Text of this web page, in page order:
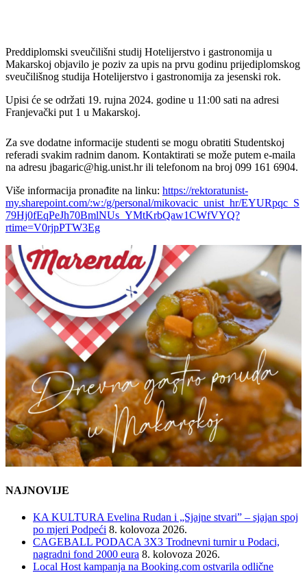
Preddiplomski sveučilišni studij Hotelijerstvo i gastronomija u
Makarskoj objavilo je poziv za upis na prvu godinu prijediplomskog
sveučilišnog studija Hotelijerstvo i gastronomija za jesenski rok.
Upisi će se održati 19. rujna 2024. godine u 11:00 sati na adresi
Franjevački put 1 u Makarskoj.
Za sve dodatne informacije studenti se mogu obratiti Studentskoj
referadi svakim radnim danom. Kontaktirati se može putem e-maila
na adresu jbagaric@hig.unist.hr ili telefonom na broj 099 161 6904.
Više informacija pronađite na linku: https://rektoratunist-
my.sharepoint.com/:w:/g/personal/mikovacic_unist_hr/EYURpqc_S
79Hj0fEqPeJh70BmlNUs_YMtKrbQaw1CWfVYQ?
rtime=V0rjpPTW3Eg
NAJNOVIJE
KA KULTURA Evelina Rudan i „Sjajne stvari” – sjajan spoj
po mjeri Podpeći 8. kolovoza 2026.
CAGEBALL PODACA 3X3 Trodnevni turnir u Podaci,
nagradni fond 2000 eura 8. kolovoza 2026.
Local Host kampanja na Booking.com ostvarila odlične